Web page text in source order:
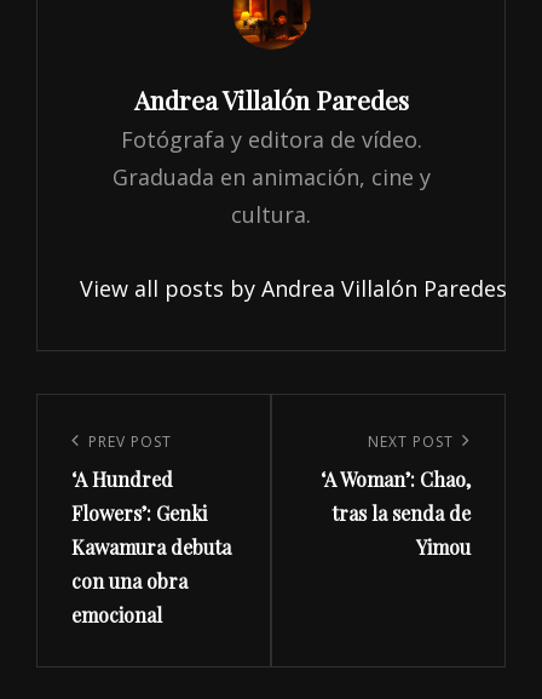
Author:
Andrea Villalón Paredes
Fotógrafa y editora de vídeo.
Graduada en animación, cine y
cultura.
View all posts by Andrea Villalón Paredes
entradas
Previous
Post
PREV POST
‘A Hundred
Flowers’: Genki
Kawamura debuta
con una obra
emocional
Post
NEXT POST
‘A Woman’: Chao,
tras la senda de
Yimou